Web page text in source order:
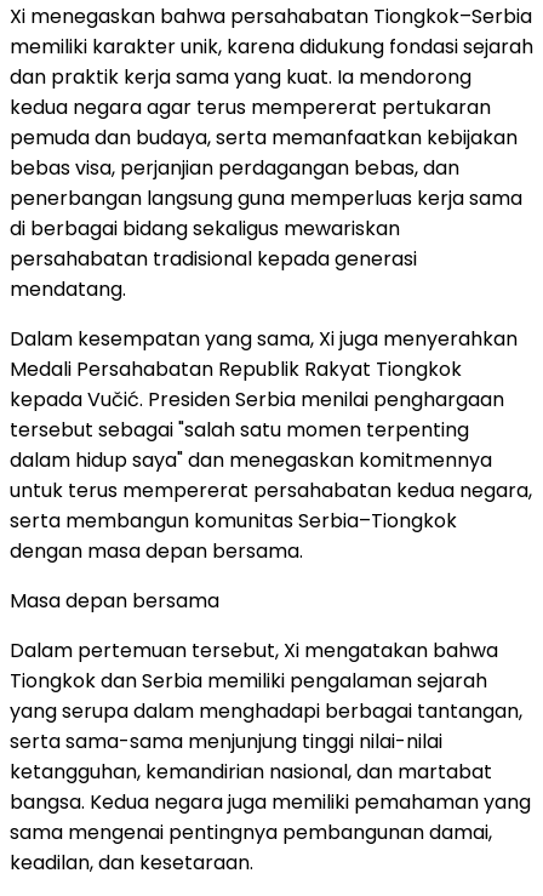
Xi menegaskan bahwa persahabatan Tiongkok–Serbia
memiliki karakter unik, karena didukung fondasi sejarah
dan praktik kerja sama yang kuat. Ia mendorong
kedua negara agar terus mempererat pertukaran
pemuda dan budaya, serta memanfaatkan kebijakan
bebas visa, perjanjian perdagangan bebas, dan
penerbangan langsung guna memperluas kerja sama
di berbagai bidang sekaligus mewariskan
persahabatan tradisional kepada generasi
mendatang.
Dalam kesempatan yang sama, Xi juga menyerahkan
Medali Persahabatan Republik Rakyat Tiongkok
kepada Vučić. Presiden Serbia menilai penghargaan
tersebut sebagai "salah satu momen terpenting
dalam hidup saya" dan menegaskan komitmennya
untuk terus mempererat persahabatan kedua negara,
serta membangun komunitas Serbia–Tiongkok
dengan masa depan bersama.
Masa depan bersama
Dalam pertemuan tersebut, Xi mengatakan bahwa
Tiongkok dan Serbia memiliki pengalaman sejarah
yang serupa dalam menghadapi berbagai tantangan,
serta sama-sama menjunjung tinggi nilai-nilai
ketangguhan, kemandirian nasional, dan martabat
bangsa. Kedua negara juga memiliki pemahaman yang
sama mengenai pentingnya pembangunan damai,
keadilan, dan kesetaraan.